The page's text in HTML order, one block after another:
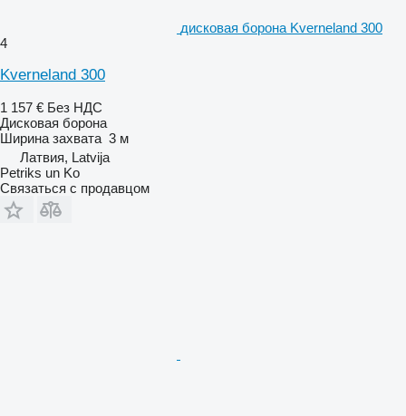
дисковая борона Kverneland 300
4
Kverneland 300
1 157 € Без НДС
Дисковая борона
Ширина захвата 3 м
Латвия, Latvija
Petriks un Ko
Связаться с продавцом